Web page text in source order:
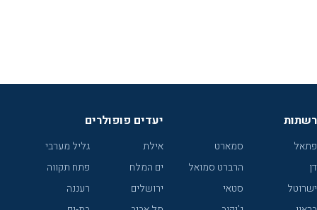
רשתות
פתאל
דן
ישרוטל
סמארט
הרברט סמואל
סטאי
יעדים פופולרים
אילת
ים המלח
ירושלים
גליל מערבי
פתח תקווה
רעננה